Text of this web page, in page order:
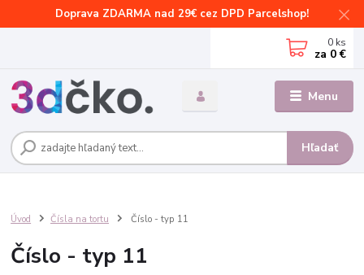
Doprava ZDARMA nad 29€ cez DPD Parcelshop!
Menu
Hľadať
0 ks
za 0 €
Úvod Čísla na tortu Číslo - typ 11
Číslo - typ 11